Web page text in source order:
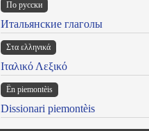
По русски
Итальянские глаголы
Στα ελληνικά
Ιταλικό Λεξικό
Ën piemontèis
Dissionari piemontèis